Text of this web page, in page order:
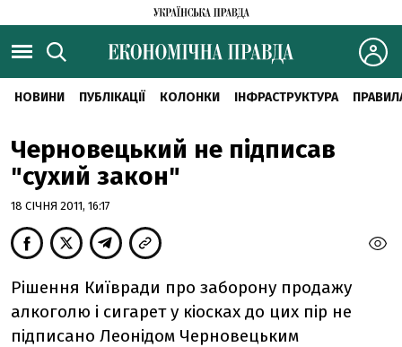
НОВИНИ ПУБЛІКАЦІЇ КОЛОНКИ ІНФРАСТРУКТУРА
Черновецький не підписав
"сухий закон"
18 СІЧНЯ 2011, 16:17
Рішення Київради про заборону продажу
алкоголю і сигарет у кіосках до цих пір не
підписано Леонідом Черновецьким